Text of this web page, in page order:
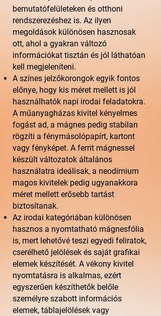
bemutatófelületeken és otthoni
rendszerezéshez is. Az ilyen
megoldások különösen hasznosak
ott, ahol a gyakran változó
információkat tisztán és jól láthatóan
kell megjeleníteni.
A színes jelzőkorongok egyik fontos
előnye, hogy kis méret mellett is jól
használhatók napi irodai feladatokra.
A műanyagházas kivitel kényelmes
fogást ad, a mágnes pedig stabilan
rögzíti a fénymásolópapírt, kartont
vagy fényképet. A ferrit mágnessel
készült változatok általános
használatra ideálisak, a neodímium
magos kivitelek pedig ugyanakkora
méret mellett erősebb tartást
biztosítanak.
Az irodai kategóriában különösen
hasznos a nyomtatható mágnesfólia
is, mert lehetővé teszi egyedi feliratok,
cserélhető jelölések és saját grafikai
elemek készítését. A vékony kivitel
nyomtatásra is alkalmas, ezért
egyszerűen készíthetők belőle
személyre szabott információs
elemek, táblajelölések vagy